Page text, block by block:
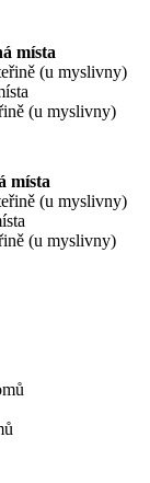
místa
(u myslivny)
(u myslivny)
místa
(u myslivny)
(u myslivny)